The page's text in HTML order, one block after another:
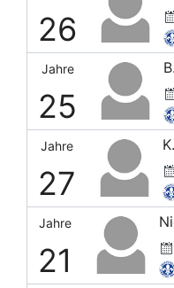
26
Jahre
25
Jahre
27
Jahre
21